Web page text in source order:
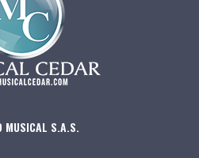
MUSICAL S.A.S.